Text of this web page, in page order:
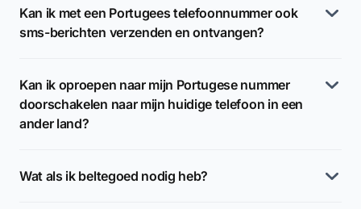
Kan ik met een Portugees telefoonnummer ook
sms-berichten verzenden en ontvangen?
Kan ik oproepen naar mijn Portugese nummer
doorschakelen naar mijn huidige telefoon in een
ander land?
Wat als ik beltegoed nodig heb?